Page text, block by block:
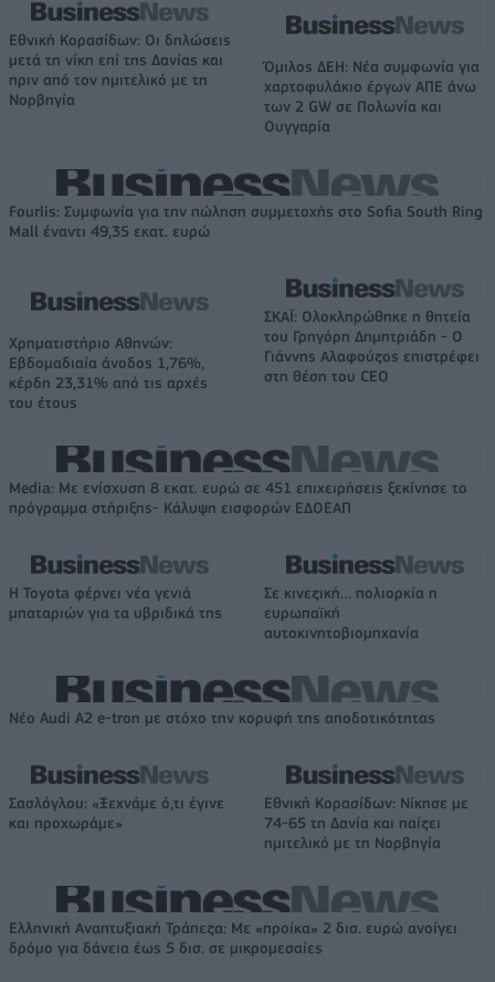
Εθνική Κορασίδων: Οι δηλώσεις
μετά τη νίκη επί της Δανίας και
πριν από τον ημιτελικό με τη
Νορβηγία
Όμιλος ΔΕΗ: Νέα συμφωνία για
χαρτοφυλάκιο έργων ΑΠΕ άνω
των 2 GW σε Πολωνία και
Ουγγαρία
Fourlis: Συμφωνία για την πώληση συμμετοχής στο Sofia South Ring
Mall έναντι 49,35 εκατ. ευρώ
Χρηματιστήριο Αθηνών:
Εβδομαδιαία άνοδος 1,76%,
κέρδη 23,31% από τις αρχές
του έτους
ΣΚΑΪ: Ολοκληρώθηκε η θητεία
του Γρηγόρη Δημητριάδη - Ο
Γιάννης Αλαφούζος επιστρέφει
στη θέση του CEO
Media: Με ενίσχυση 8 εκατ. ευρώ σε 451 επιχειρήσεις ξεκίνησε το
πρόγραμμα στήριξης- Κάλυψη εισφορών ΕΔΟΕΑΠ
Η Toyota φέρνει νέα γενιά
μπαταριών για τα υβριδικά της
Σε κινεζική… πολιορκία η
ευρωπαϊκή
αυτοκινητοβιομηχανία
Νέο Audi A2 e-tron με στόχο την κορυφή της αποδοτικότητας
Σασλόγλου: «Ξεχνάμε ό,τι έγινε
και προχωράμε»
Εθνική Κορασίδων: Νίκησε με
74-65 τη Δανία και παίζει
ημιτελικό με τη Νορβηγία
Ελληνική Αναπτυξιακή Τράπεζα: Με «προίκα» 2 δισ. ευρώ ανοίγει
δρόμο για δάνεια έως 5 δισ. σε μικρομεσαίες